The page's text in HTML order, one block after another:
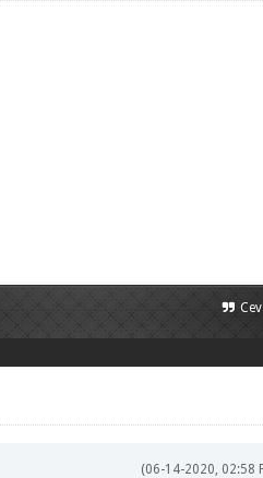
(06-14-2020, 02:58